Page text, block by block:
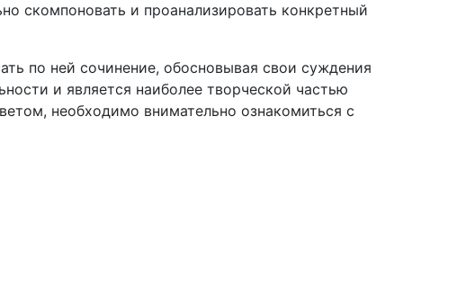
скомпоновать и проанализировать конкретный
по ней сочинение, обосновывая свои суждения
и является наиболее творческой частью
необходимо внимательно ознакомиться с